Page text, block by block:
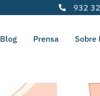
932
Blog Prensa Sobre